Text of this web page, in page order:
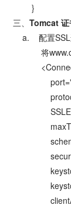
}
三、 Tomcat 证
a. 配置SSL
将